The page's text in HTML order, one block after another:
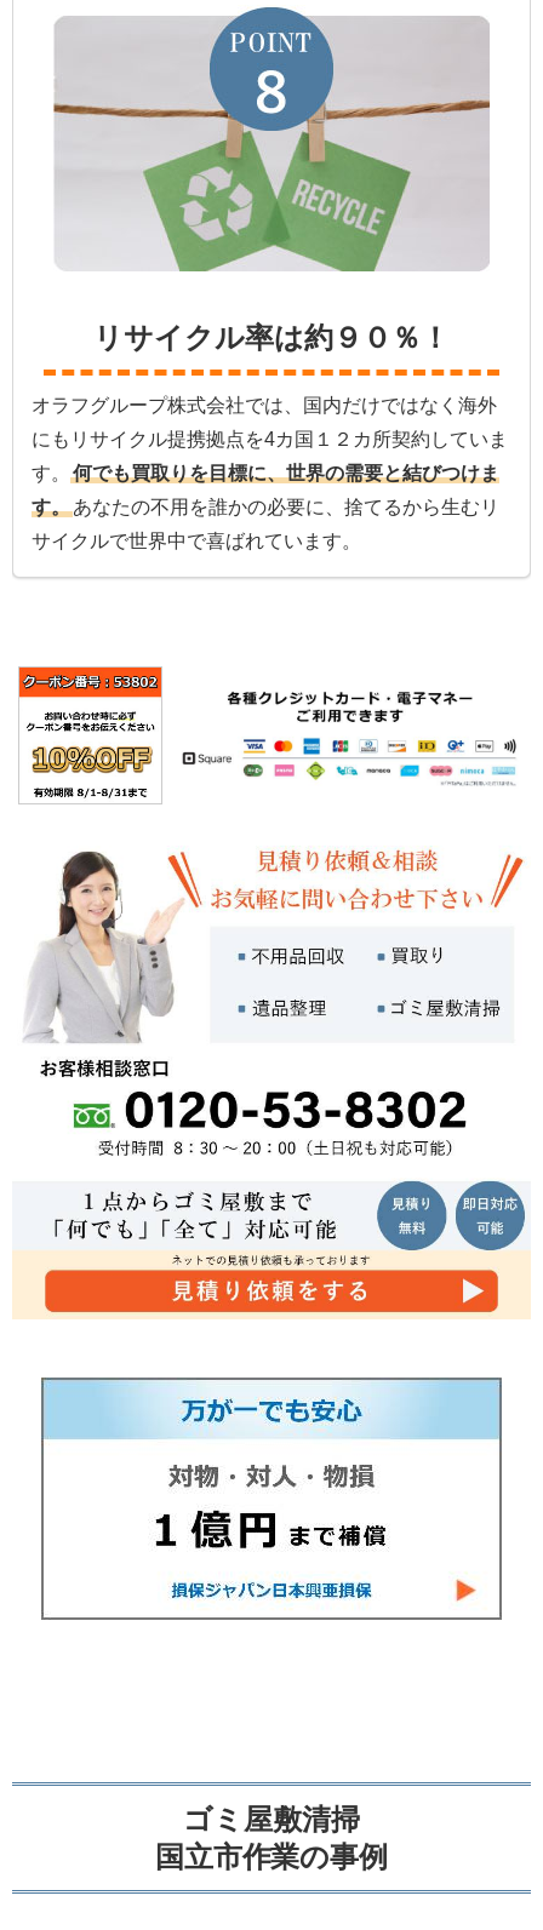
リサイクル率は約９０％！
オラフグループ株式会社では、国内だけではなく海外
にもリサイクル提携拠点を4カ国１２カ所契約していま
す。
何でも買取りを目標に、世界の需要と結びつけま
す。あなたの不用を誰かの必要に、捨てるから生むリ
サイクルで世界中で喜ばれています。
ゴミ屋敷清掃
国立市作業の事例